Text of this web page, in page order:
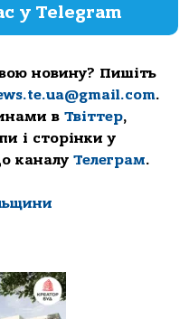
у Telegram
новину? Пишіть
.
в Твіттер,
і сторінки у
каналу Телеграм.